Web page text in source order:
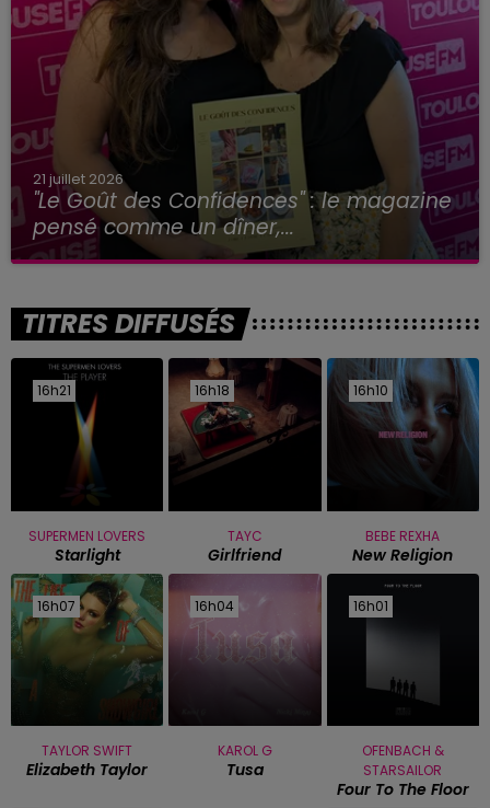
21 juillet 2026
"Le Goût des Confidences" : le magazine
pensé comme un dîner,...
TITRES DIFFUSÉS
16h21
16h21
SUPERMEN LOVERS
Starlight
16h18
16h18
TAYC
Girlfriend
16h10
16h10
BEBE REXHA
New Religion
16h07
16h07
TAYLOR SWIFT
Elizabeth Taylor
16h04
16h04
KAROL G
Tusa
16h01
16h01
OFENBACH &
STARSAILOR
Four To The Floor